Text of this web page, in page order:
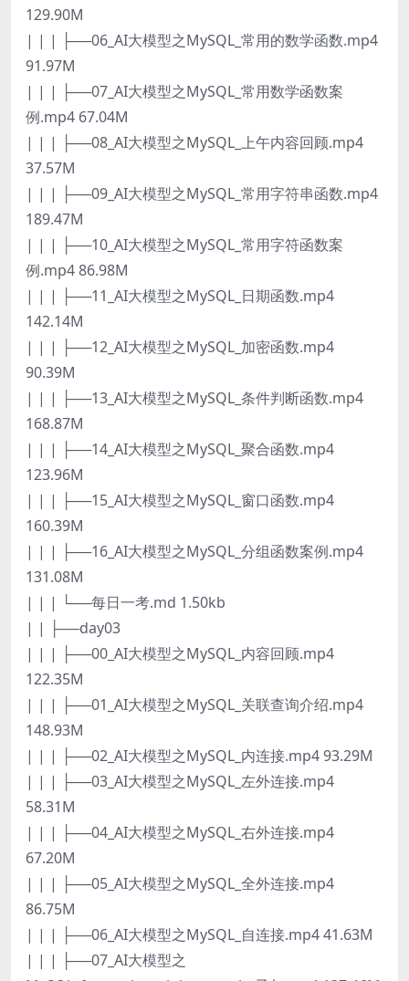
129.90M
| | | ├──06_AI大模型之MySQL_常用的数学函数.mp4
91.97M
| | | ├──07_AI大模型之MySQL_常用数学函数案
例.mp4 67.04M
| | | ├──08_AI大模型之MySQL_上午内容回顾.mp4
37.57M
| | | ├──09_AI大模型之MySQL_常用字符串函数.mp4
189.47M
| | | ├──10_AI大模型之MySQL_常用字符函数案
例.mp4 86.98M
| | | ├──11_AI大模型之MySQL_日期函数.mp4
142.14M
| | | ├──12_AI大模型之MySQL_加密函数.mp4
90.39M
| | | ├──13_AI大模型之MySQL_条件判断函数.mp4
168.87M
| | | ├──14_AI大模型之MySQL_聚合函数.mp4
123.96M
| | | ├──15_AI大模型之MySQL_窗口函数.mp4
160.39M
| | | ├──16_AI大模型之MySQL_分组函数案例.mp4
131.08M
| | | └──每日一考.md 1.50kb
| | ├──day03
| | | ├──00_AI大模型之MySQL_内容回顾.mp4
122.35M
| | | ├──01_AI大模型之MySQL_关联查询介绍.mp4
148.93M
| | | ├──02_AI大模型之MySQL_内连接.mp4 93.29M
| | | ├──03_AI大模型之MySQL_左外连接.mp4
58.31M
| | | ├──04_AI大模型之MySQL_右外连接.mp4
67.20M
| | | ├──05_AI大模型之MySQL_全外连接.mp4
86.75M
| | | ├──06_AI大模型之MySQL_自连接.mp4 41.63M
| | | ├──07_AI大模型之